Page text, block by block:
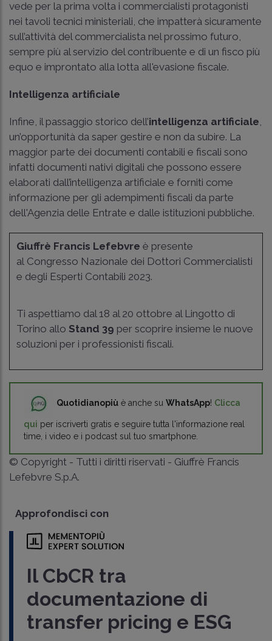
vede per la prima volta i commercialisti protagonisti
nei tavoli tecnici ministeriali, che impatterà sicuramente
sull’attività del commercialista nel prossimo futuro,
sempre più al servizio del contribuente e di un fisco più
equo e improntato alla lotta all'evasione fiscale.
Intelligenza artificiale
Infine, il passaggio storico dell’intelligenza artificiale
un’opportunità da saper gestire e non da subire. La
maggior parte dei documenti contabili e fiscali sono
infatti documenti nativi digitali che possono essere
elaborati dall’intelligenza artificiale e forniti come
informazione per gli adempimenti fiscali da parte
dell'Agenzia delle Entrate e dalle istituzioni pubbliche.
Giuffrè Francis Lefebvre è presente
al Congresso Nazionale dei Dottori Commercialisti
e degli Esperti Contabili 2023.
Ti aspettiamo dal 18 al 20 ottobre al Lingotto di
Torino allo Stand 39 per scoprire insieme le nuove
soluzioni per i professionisti fiscali.
Quotidianopiù è anche su WhatsApp! Clicca
qui per iscriverti gratis e seguire tutta l'informazione real
time, i video e i podcast sul tuo smartphone.
© Copyright - Tutti i diritti riservati - Giuffrè Francis
Lefebvre S.p.A.
Approfondisci con
Il CbCR tra
documentazione di
transfer pricing e ESG